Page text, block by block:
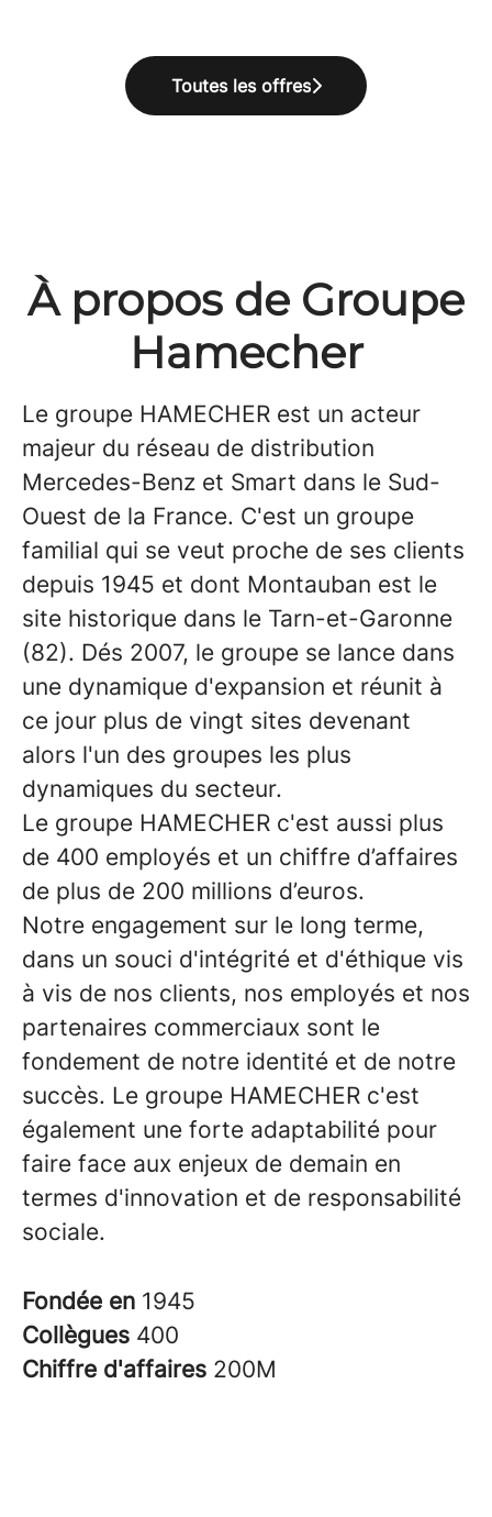
Toutes les offres
À propos de Groupe
Hamecher
Le groupe HAMECHER est un acteur
majeur du réseau de distribution
Mercedes-Benz et Smart dans le Sud-
Ouest de la France. C'est un groupe
familial qui se veut proche de ses clients
depuis 1945 et dont Montauban est le
site historique dans le Tarn-et-Garonne
(82). Dés 2007, le groupe se lance dans
une dynamique d'expansion et réunit à
ce jour plus de vingt sites devenant
alors l'un des groupes les plus
dynamiques du secteur.
Le groupe HAMECHER c'est aussi plus
de 400 employés et un chiffre d’affaires
de plus de 200 millions d’euros.
Notre engagement sur le long terme,
dans un souci d'intégrité et d'éthique vis
à vis de nos clients, nos employés et nos
partenaires commerciaux sont le
fondement de notre identité et de notre
succès. Le groupe HAMECHER c'est
également une forte adaptabilité pour
faire face aux enjeux de demain en
termes d'innovation et de responsabilité
sociale.
Fondée en 1945
Collègues 400
Chiffre d'affaires 200M